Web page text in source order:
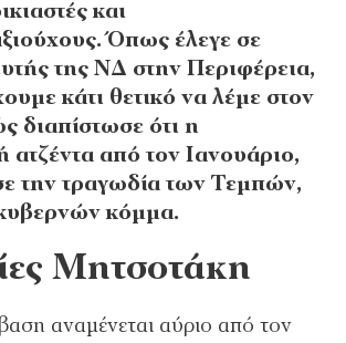
και
Όπως έλεγε σε
της ΝΔ στην Περιφέρεια,
κάτι θετικό να λέμε στον
διαπίστωσε ότι η
ατζέντα από τον Ιανουάριο,
την τραγωδία των Τεμπών,
κυβερνών κόμμα.
Μητσοτάκη
αναμένεται αύριο από τον